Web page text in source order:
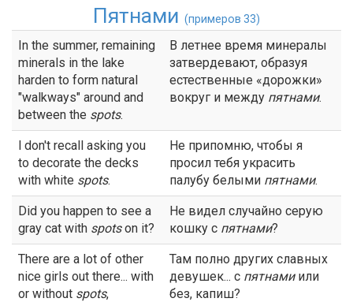
Пятнами (примеров 33)
In the summer, remaining
minerals in the lake
harden to form natural
"walkways" around and
between the spots.
В летнее время минералы
затвердевают, образуя
естественные «дорожки»
вокруг и между пятнами.
l don't recall asking you
to decorate the decks
with white spots.
Не припомню, чтобы я
просил тебя украсить
палубу белыми пятнами.
Did you happen to see a
gray cat with spotson it?
Не видел случайно серую
кошку с пятнами?
There are a lot of other
nice girls out there... with
or without spots,
Там полно других славных
девушек... с пятнамиили
без, капиш?